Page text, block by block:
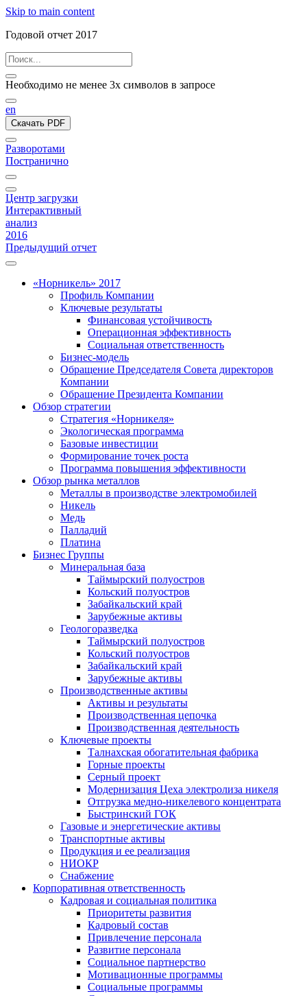
Skip to main content
Годовой отчет 2017
Необходимо не менее 3х символов в запросе
en
Скачать PDF
Разворотами
Постранично
Центр загрузки
Интерактивный
анализ
2016
Предыдущий отчет
«Норникель» 2017
Профиль Компании
Ключевые результаты
Финансовая устойчивость
Операционная эффективность
Социальная ответственность
Бизнес-модель
Обращение Председателя Совета директоров
Компании
Обращение Президента Компании
Обзор стратегии
Стратегия «Норникеля»
Экологическая программа
Базовые инвестиции
Формирование точек роста
Программа повышения эффективности
Обзор рынка металлов
Металлы в производстве электромобилей
Никель
Медь
Палладий
Платина
Бизнес Группы
Минеральная база
Таймырский полуостров
Кольский полуостров
Забайкальский край
Зарубежные активы
Геологоразведка
Таймырский полуостров
Кольский полуостров
Забайкальский край
Зарубежные активы
Производственные активы
Активы и результаты
Производственная цепочка
Производственная деятельность
Ключевые проекты
Талнахская обогатительная фабрика
Горные проекты
Серный проект
Модернизация Цеха электролиза никеля
Отгрузка медно-никелевого концентрата
Быстринский ГОК
Газовые и энергетические активы
Транспортные активы
Продукция и ее реализация
НИОКР
Снабжение
Корпоративная ответственность
Кадровая и социальная политика
Приоритеты развития
Кадровый состав
Привлечение персонала
Развитие персонала
Социальное партнерство
Мотивационные программы
Социальные программы